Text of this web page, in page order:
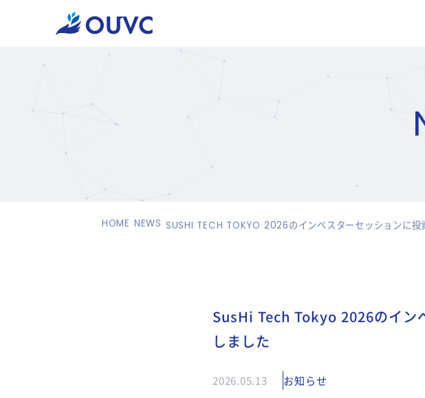
HOME NEWS SUSHI TECH TOKYO 2026のインベスターセッションに投
SusHi Tech Tokyo 2026のイン
しました
2026.05.13 お知らせ